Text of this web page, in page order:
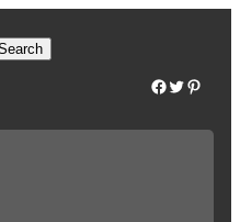
Facebook Twitter Pinterest